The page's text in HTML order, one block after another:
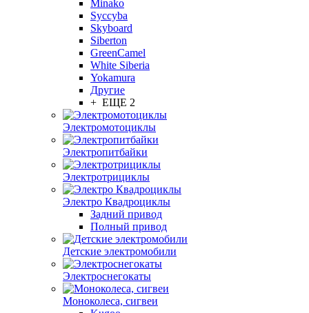
Minako
Syccyba
Skyboard
Siberton
GreenCamel
White Siberia
Yokamura
Другие
+ ЕЩЕ 2
Электромотоциклы
Электропитбайки
Электротрициклы
Электро Квадроциклы
Задний привод
Полный привод
Детские электромобили
Электроснегокаты
Моноколеса, сигвеи